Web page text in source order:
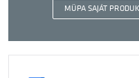
MÜPA SAJÁT